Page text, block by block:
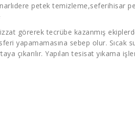
petek temizleme,seferihisar
görerek tecrübe kazanmış
yapamamasına sebep olur. Sıcak
çıkarılır. Yapılan tesisat yıkama